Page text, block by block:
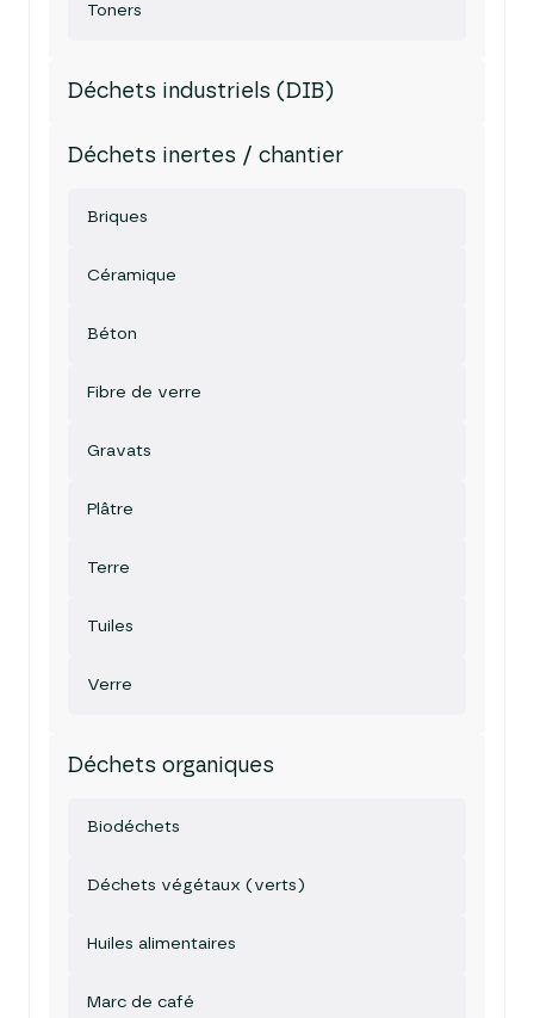
Toners
Déchets industriels (DIB)
Déchets inertes / chantier
Briques
Céramique
Béton
Fibre de verre
Gravats
Plâtre
Terre
Tuiles
Verre
Déchets organiques
Biodéchets
Déchets végétaux (verts)
Huiles alimentaires
Marc de café